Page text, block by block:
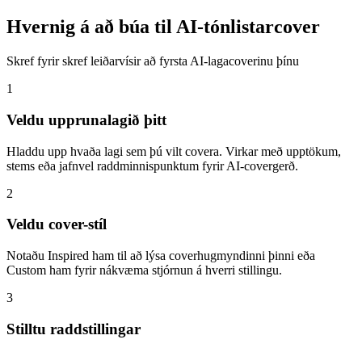
Hvernig á að búa til AI-tónlistarcover
Skref fyrir skref leiðarvísir að fyrsta AI-lagacoverinu þínu
1
Veldu upprunalagið þitt
Hladdu upp hvaða lagi sem þú vilt covera. Virkar með upptökum,
stems eða jafnvel raddminnispunktum fyrir AI-covergerð.
2
Veldu cover-stíl
Notaðu Inspired ham til að lýsa coverhugmyndinni þinni eða
Custom ham fyrir nákvæma stjórnun á hverri stillingu.
3
Stilltu raddstillingar